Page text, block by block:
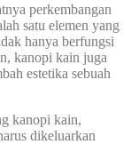
perkembangan
satu elemen yang
hanya berfungsi
kanopi kain juga
estetika sebuah
kanopi kain,
dikeluarkan